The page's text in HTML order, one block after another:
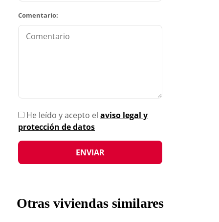
Comentario:
He leído y acepto el aviso legal y
protección de datos
Otras viviendas similares